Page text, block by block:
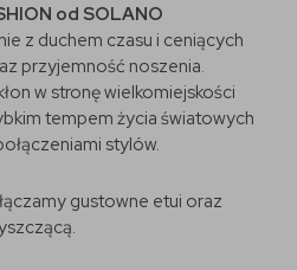
od SOLANO
z duchem czasu i ceniących
przyjemność noszenia.
w stronę wielkomiejskości
tempem życia światowych
stylów.
gustowne etui oraz